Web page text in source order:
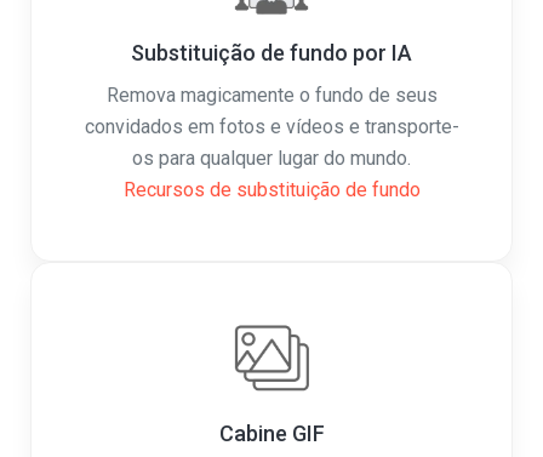
Substituição de fundo por IA
Remova magicamente o fundo de seus
convidados em fotos e vídeos e transporte-
os para qualquer lugar do mundo.
Recursos de substituição de fundo
Cabine GIF